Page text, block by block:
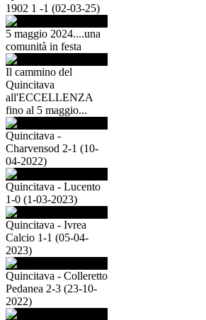
1902 1 -1 (02-03-25)
5 maggio 2024....una
comunità in festa
Il cammino del
Quincitava
all'ECCELLENZA
fino al 5 maggio...
Quincitava -
Charvensod 2-1 (10-
04-2022)
Quincitava - Lucento
1-0 (1-03-2023)
Quincitava - Ivrea
Calcio 1-1 (05-04-
2023)
Quincitava - Colleretto
Pedanea 2-3 (23-10-
2022)